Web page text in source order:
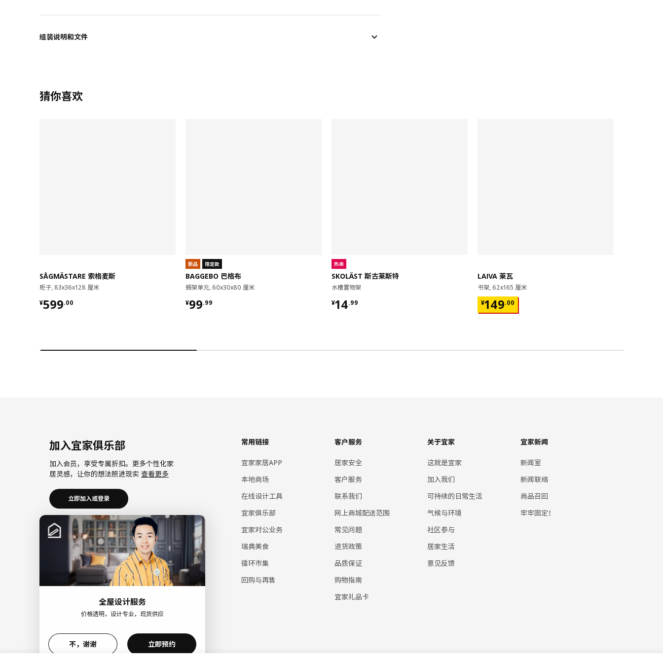
组装说明和文件
猜你喜欢
SÅGMÄSTARE 索格麦斯
柜子, 83x36x128 厘米
¥599.00
¥ 599.00
新品 限定款
BAGGEBO 巴格布
搁架单元, 60x30x80 厘米
¥99.99
¥ 99.99
热卖
SKOLÄST 斯古莱斯特
水槽置物架
¥14.99
¥ 14.99
LAIVA 莱瓦
书架, 62x165 厘米
¥149.00
¥ 149.00
加入宜家俱乐部
加入会员，享受专属折扣。更多个性化家
居灵感，让你的想法照进现实 查看更多
立即加入或登录
加入宜家企业会员
加入企业会员，享受会员6大权益以及专属
折扣。助力中小微企业共同成长。查看更
立即加入或登录
常用链接
宜家家居APP
本地商场
在线设计工具
宜家俱乐部
宜家对公业务
瑞典美食
循环市集
回购与再售
客户服务
居家安全
客户服务
联系我们
网上商城配送范围
常见问题
退货政策
品质保证
购物指南
宜家礼品卡
关于宜家
这就是宜家
加入我们
可持续的日常生活
气候与环境
社区参与
居家生活
意见反馈
宜家新闻
新闻室
新闻联络
商品召回
牢牢固定！
全屋设计服务
价格透明，设计专业，现货供应
不，谢谢 立即预约